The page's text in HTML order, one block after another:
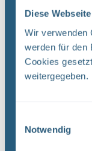
Diese
Wir verwenden
werden für den
Cookies
weitergegeben.
Notwendig
Die geoWK
Ermittlung von
(weitere
Gebiete erneut
bewertenden